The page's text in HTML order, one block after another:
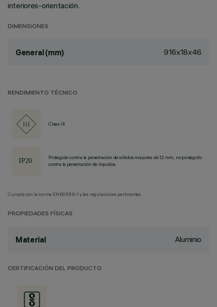
interiores-orientación.
DIMENSIONES
General (mm) 916x18x46
RENDIMIENTO TÉCNICO
Class III
Protegido contra la penetración de sólidos mayores de 12 mm, no protegido
contra la penetración de líquidos.
Cumple con la norma EN60598-1 y las regulaciones pertinentes.
PROPIEDADES FÍSICAS
Material Aluminio
CERTIFICACIÓN DEL PRODUCTO